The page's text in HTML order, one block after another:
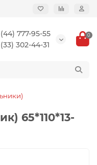
777-95-55
302-44-31
0
65*110*13-